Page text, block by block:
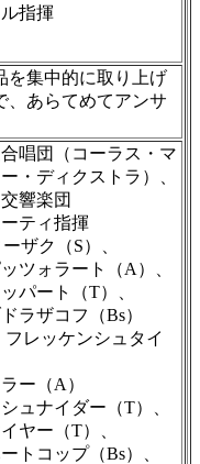
指揮
を集中的に取り上げ
、あらてめてアンサ
唱団（コーラス・マ
・ディクストラ）、
響楽団
ティ指揮
ザク（S）、
ツォラート（A）、
パート（T）、
ラザコフ（Bs）
フレッケンシュタイ
ー（A）
ュナイダー（T）、
ヤー（T）、
トコップ（Bs）、